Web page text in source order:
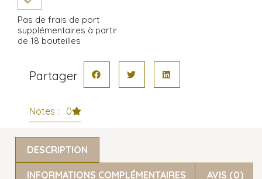
Partager
Notes : 0
Pas de frais de port
supplémentaires à partir
de 18 bouteilles
DESCRIPTION
INFORMATIONS COMPLÉMENTAIRES AVIS (0)